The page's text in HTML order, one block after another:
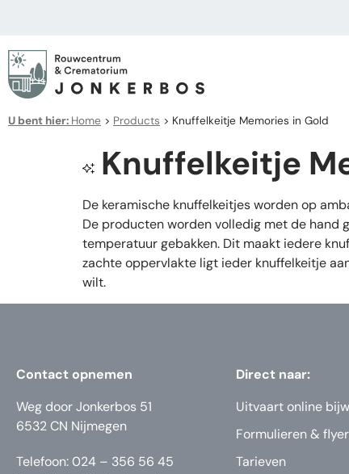
U bent hier: Home > Products > Knuffelkeitje Memories in Gold
Knuffelkeitje
De keramische knuffelkeitjes worden op
De producten worden volledig met de hand
temperatuur gebakken. Dit maakt iedere
zachte oppervlakte ligt ieder knuffelkeitje
wilt.
Contact opnemen
Weg door Jonkerbos 51
6532 CN Nijmegen
Telefoon: 024 – 356 56 45
Direct naar:
Uitvaart online
Formulieren &
Tarieven